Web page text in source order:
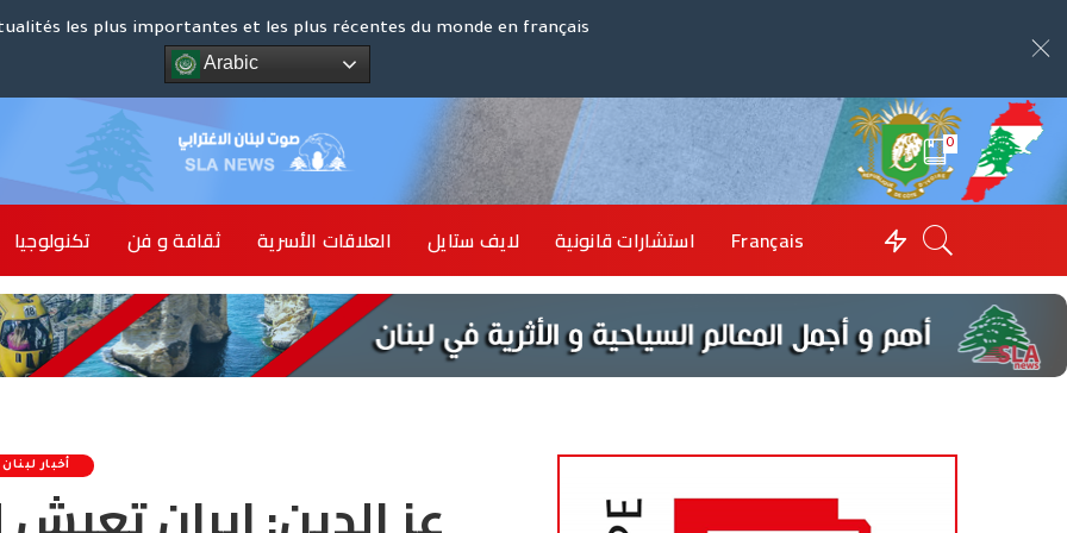
les plus importantes et les plus récentes du monde en français
Arabic
0
تكنولوجيا ثقافة و فن العلاقات الأسرية لايف ستايل استشارات قانونية Français
كوت
أخبار لبنان